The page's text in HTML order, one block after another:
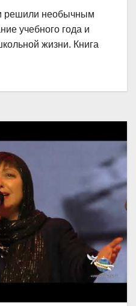
решили необычным
учебного года и
жизни. Книга